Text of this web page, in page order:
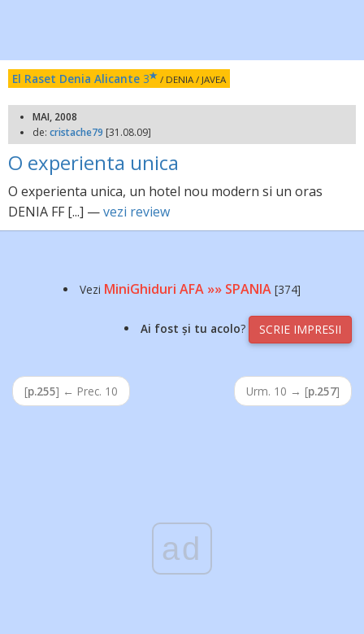
El Raset Denia Alicante 3 / DENIA / JAVEA
MAI, 2008
de: cristache79 [31.08.09]
O experienta unica
O experienta unica, un hotel nou modern si un oras
DENIA FF [...] —vezi review
Vezi MiniGhiduri AFA »» SPANIA[374]
Ai fost și tu acolo? SCRIE IMPRESII
[p.255] ← Prec. 10 Urm. 10 → [p.257]
ad